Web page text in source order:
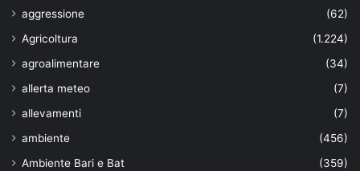
aggressione
(62)
Agricoltura
(1.224)
agroalimentare
(34)
allerta meteo
(7)
allevamenti
(7)
ambiente
(456)
Ambiente Bari e Bat
(359)